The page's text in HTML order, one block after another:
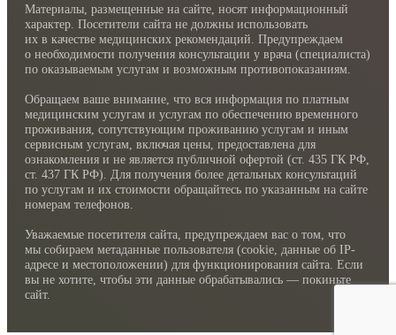
Материалы, размещенные на сайте, носят информационный
характер. Посетители сайта не должны использовать
их в качестве медицинских рекомендаций. Предупреждаем
о необходимости получения консультации у врача (специалиста)
по оказываемым услугам и возможным противопоказаниям.
Обращаем ваше внимание, что вся информация по платным
медицинским услугам и услугам по обеспечению временного
проживания, сопутствующим проживанию услугам и иным
сервисным услугам, включая цены, предоставлена для
ознакомления и не является публичной офертой (ст. 435 ГК РФ,
cт. 437 ГК РФ). Для получения более детальных консультаций
по услугам и их стоимости обращайтесь по указанным на сайте
номерам телефонов.
Уважаемые посетителя сайта, предупреждаем вас о том, что
мы собираем метаданные пользователя (cookie, данные об IP-
адресе и местоположении) для функционирования сайта. Если
вы не хотите, чтобы эти данные обрабатывались — покиньте
сайт.